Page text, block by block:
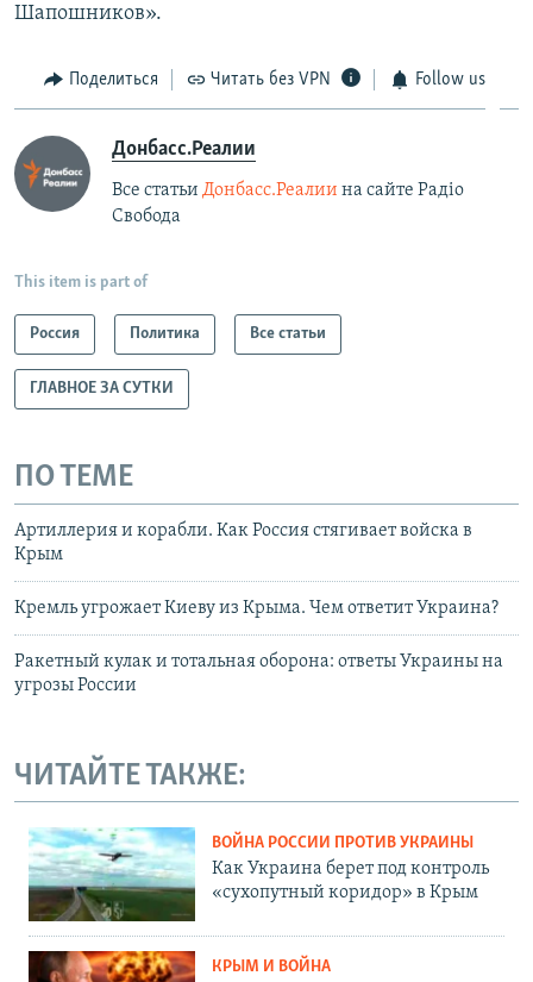
Шапошников».
Поделиться Читать без VPN Follow us
Донбасс.Реалии
Все статьи Донбасс.Реалии на сайте Радіо
Свобода
This item is part of
Россия Политика Все статьи
ГЛАВНОЕ ЗА СУТКИ
ПО ТЕМЕ
Артиллерия и корабли. Как Россия стягивает войска в
Крым
Кремль угрожает Киеву из Крыма. Чем ответит Украина?
Ракетный кулак и тотальная оборона: ответы Украины на
угрозы России
ЧИТАЙТЕ ТАКЖЕ:
ВОЙНА РОССИИ ПРОТИВ УКРАИНЫ
Как Украина берет под контроль
«сухопутный коридор» в Крым
КРЫМ И ВОЙНА